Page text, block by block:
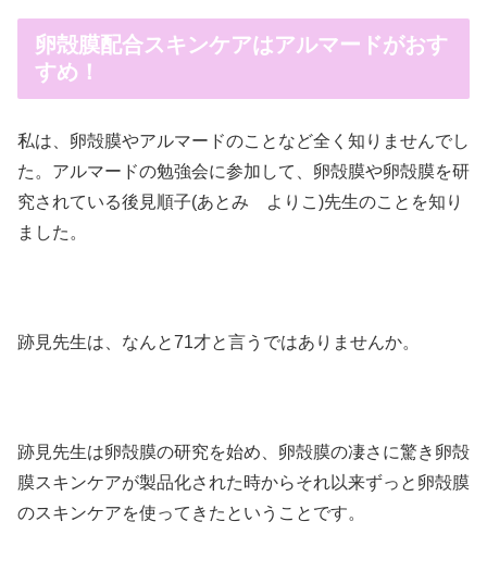
卵殻膜配合スキンケアはアルマードがおす
すめ！
私は、卵殻膜やアルマードのことなど全く知りませんでし
た。アルマードの勉強会に参加して、卵殻膜や卵殻膜を研
究されている後見順子(あとみ よりこ)先生のことを知り
ました。
跡見先生は、なんと71才と言うではありませんか。
跡見先生は卵殻膜の研究を始め、卵殻膜の凄さに驚き卵殻
膜スキンケアが製品化された時からそれ以来ずっと卵殻膜
のスキンケアを使ってきたということです。